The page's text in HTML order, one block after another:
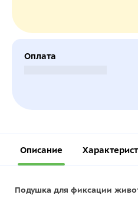
Оплата
Описание
Подушка для фиксации